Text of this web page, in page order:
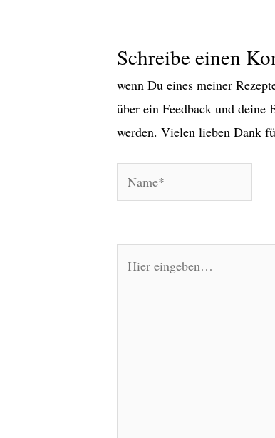
Schreibe einen
wenn Du eines meiner
über ein Feedback und deine
werden. Vielen lieben Dank
Name*
eingeben…